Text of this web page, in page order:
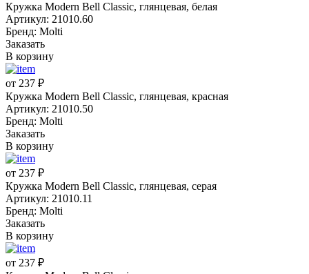
Кружка Modern Bell Classic, глянцевая, белая
Артикул: 21010.60
Бренд: Molti
Заказать
В корзину
от 237 ₽
Кружка Modern Bell Classic, глянцевая, красная
Артикул: 21010.50
Бренд: Molti
Заказать
В корзину
от 237 ₽
Кружка Modern Bell Classic, глянцевая, серая
Артикул: 21010.11
Бренд: Molti
Заказать
В корзину
от 237 ₽